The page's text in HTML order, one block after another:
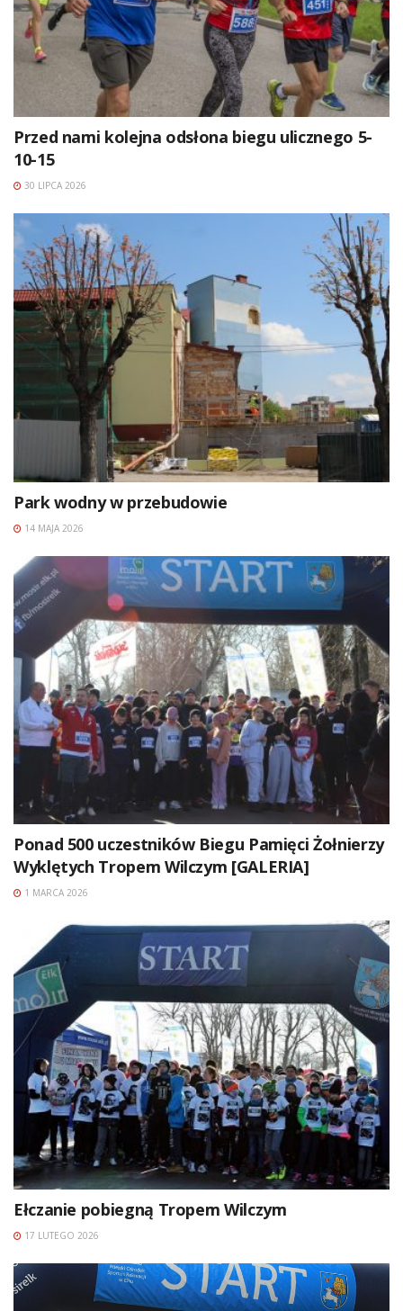
Przed nami kolejna odsłona biegu ulicznego 5-
10-15
30 LIPCA 2026
Park wodny w przebudowie
14 MAJA 2026
Ponad 500 uczestników Biegu Pamięci Żołnierzy
Wyklętych Tropem Wilczym [GALERIA]
1 MARCA 2026
Ełczanie pobiegną Tropem Wilczym
17 LUTEGO 2026